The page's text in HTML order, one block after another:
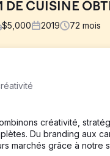
DE CUISINE
$5,000 2019 72 mois
de cuisine avait un
nouveau site
programme, ainsi
créativité,
Du branding aux
marchés grâce à notre